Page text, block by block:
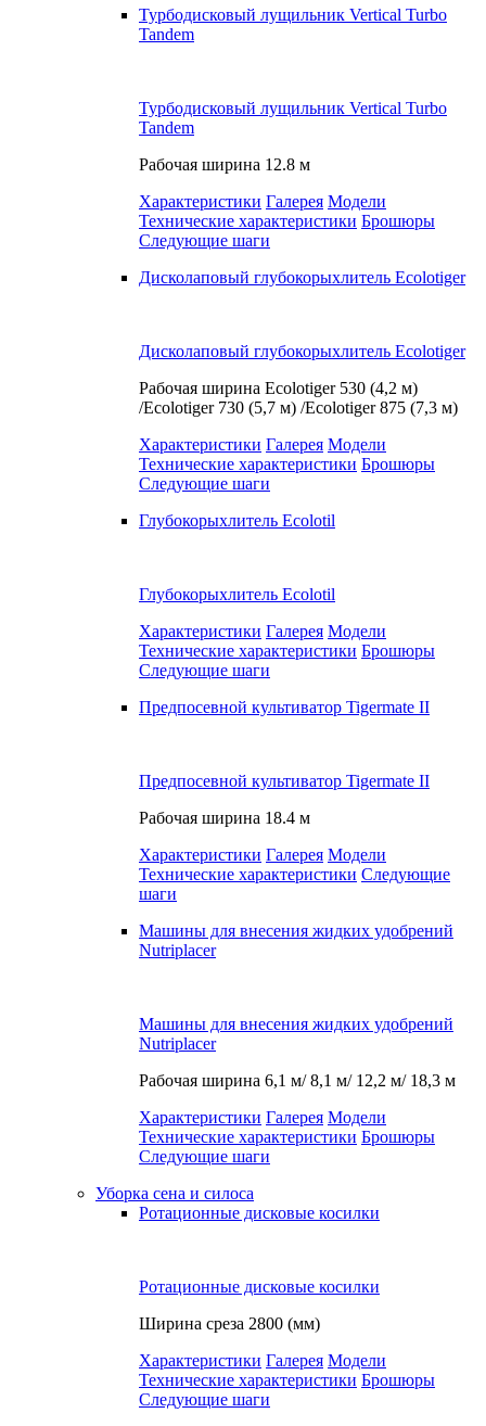
Турбодисковый лущильник Vertical Turbo
Tandem
Турбодисковый лущильник Vertical Turbo
Tandem
Рабочая ширина 12.8 м
Характеристики Галерея Модели
Технические характеристики Брошюры
Следующие шаги
Дисколаповый глубокорыхлитель Ecolotiger
Дисколаповый глубокорыхлитель Ecolotiger
Рабочая ширина Ecolotiger 530 (4,2 м)
/Ecolotiger 730 (5,7 м) /Ecolotiger 875 (7,3 м)
Характеристики Галерея Модели
Технические характеристики Брошюры
Следующие шаги
Глубокорыхлитель Ecolotil
Глубокорыхлитель Ecolotil
Характеристики Галерея Модели
Технические характеристики Брошюры
Следующие шаги
Предпосевной культиватор Tigermate II
Предпосевной культиватор Tigermate II
Рабочая ширина 18.4 м
Характеристики Галерея Модели
Технические характеристики Следующие
шаги
Машины для внесения жидких удобрений
Nutriplacer
Машины для внесения жидких удобрений
Nutriplacer
Рабочая ширина 6,1 м/ 8,1 м/ 12,2 м/ 18,3 м
Характеристики Галерея Модели
Технические характеристики Брошюры
Следующие шаги
Уборка сена и силоса
Ротационные дисковые косилки
Ротационные дисковые косилки
Ширина среза 2800 (мм)
Характеристики Галерея Модели
Технические характеристики Брошюры
Следующие шаги